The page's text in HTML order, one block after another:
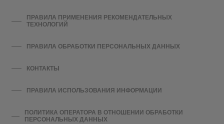
ПРАВИЛА ПРИМЕНЕНИЯ РЕКОМЕНДАТЕЛЬНЫХ
ТЕХНОЛОГИЙ
ПРАВИЛА ОБРАБОТКИ ПЕРСОНАЛЬНЫХ ДАННЫХ
КОНТАКТЫ
ПРАВИЛА ИСПОЛЬЗОВАНИЯ ИНФОРМАЦИИ
ПОЛИТИКА ОПЕРАТОРА В ОТНОШЕНИИ ОБРАБОТКИ
ПЕРСОНАЛЬНЫХ ДАННЫХ